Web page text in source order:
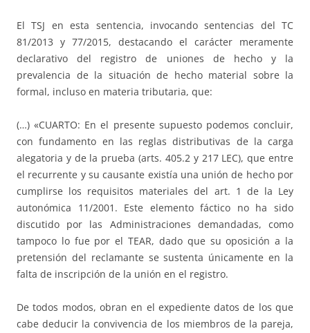
El TSJ en esta sentencia, invocando sentencias del TC
81/2013 y 77/2015, destacando el carácter meramente
declarativo del registro de uniones de hecho y la
prevalencia de la situación de hecho material sobre la
formal, incluso en materia tributaria, que:
(…) «CUARTO: En el presente supuesto podemos concluir,
con fundamento en las reglas distributivas de la carga
alegatoria y de la prueba (arts. 405.2 y 217 LEC), que entre
el recurrente y su causante existía una unión de hecho por
cumplirse los requisitos materiales del art. 1 de la Ley
autonómica 11/2001. Este elemento fáctico no ha sido
discutido por las Administraciones demandadas, como
tampoco lo fue por el TEAR, dado que su oposición a la
pretensión del reclamante se sustenta únicamente en la
falta de inscripción de la unión en el registro.
De todos modos, obran en el expediente datos de los que
cabe deducir la convivencia de los miembros de la pareja,